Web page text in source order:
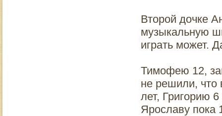
Второй дочке
музыкальную
играть может.
Тимофею 12,
не решили, что
лет, Григорию
Ярославу пока